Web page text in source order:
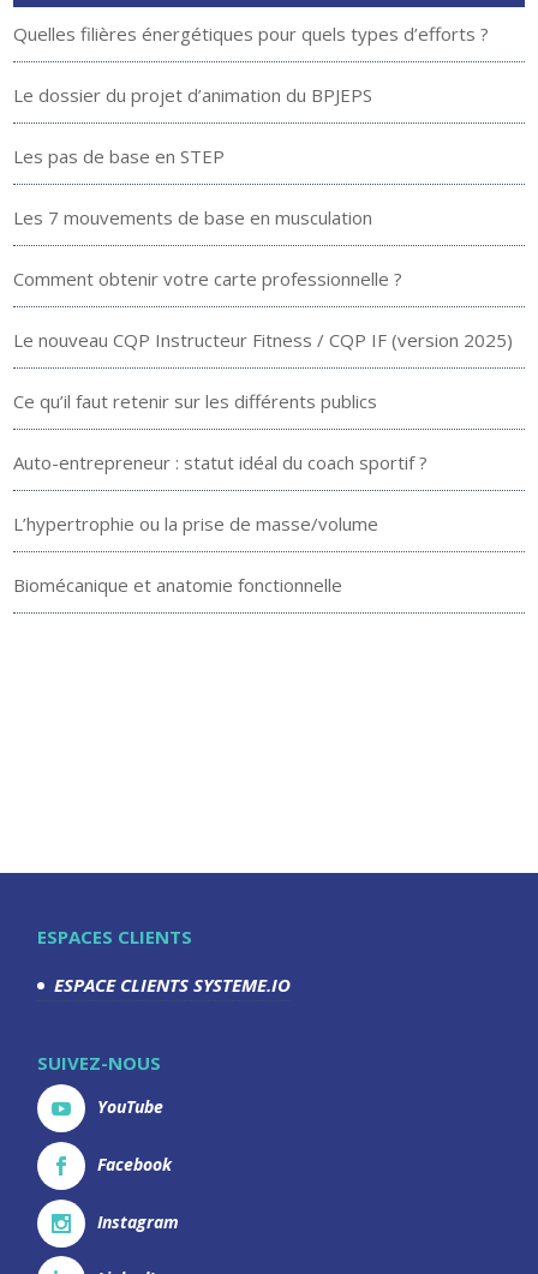
Quelles filières énergétiques pour quels types d’efforts ?
Le dossier du projet d’animation du BPJEPS
Les pas de base en STEP
Les 7 mouvements de base en musculation
Comment obtenir votre carte professionnelle ?
Le nouveau CQP Instructeur Fitness / CQP IF (version 2025)
Ce qu’il faut retenir sur les différents publics
Auto-entrepreneur : statut idéal du coach sportif ?
L’hypertrophie ou la prise de masse/volume
Biomécanique et anatomie fonctionnelle
ESPACES CLIENTS
ESPACE CLIENTS SYSTEME.IO
SUIVEZ-NOUS
YouTube
Facebook
Instagram